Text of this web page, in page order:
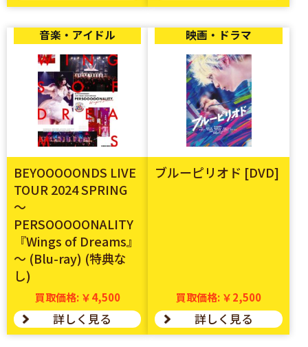
音楽・アイドル
BEYOOOOONDS LIVE
TOUR 2024 SPRING
～
PERSOOOOONALITY
『Wings of Dreams』
～ (Blu-ray) (特典な
し)
買取価格: ￥4,500
詳しく見る
映画・ドラマ
ブルーピリオド [DVD]
買取価格: ￥2,500
詳しく見る